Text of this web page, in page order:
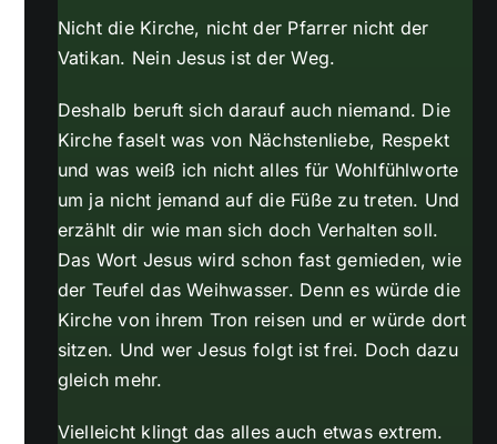
Nicht die Kirche, nicht der Pfarrer nicht der
Vatikan. Nein Jesus ist der Weg.
Deshalb beruft sich darauf auch niemand. Die
Kirche faselt was von Nächstenliebe, Respekt
und was weiß ich nicht alles für Wohlfühlworte
um ja nicht jemand auf die Füße zu treten. Und
erzählt dir wie man sich doch Verhalten soll.
Das Wort Jesus wird schon fast gemieden, wie
der Teufel das Weihwasser. Denn es würde die
Kirche von ihrem Tron reisen und er würde dort
sitzen. Und wer Jesus folgt ist frei. Doch dazu
gleich mehr.
Vielleicht klingt das alles auch etwas extrem.